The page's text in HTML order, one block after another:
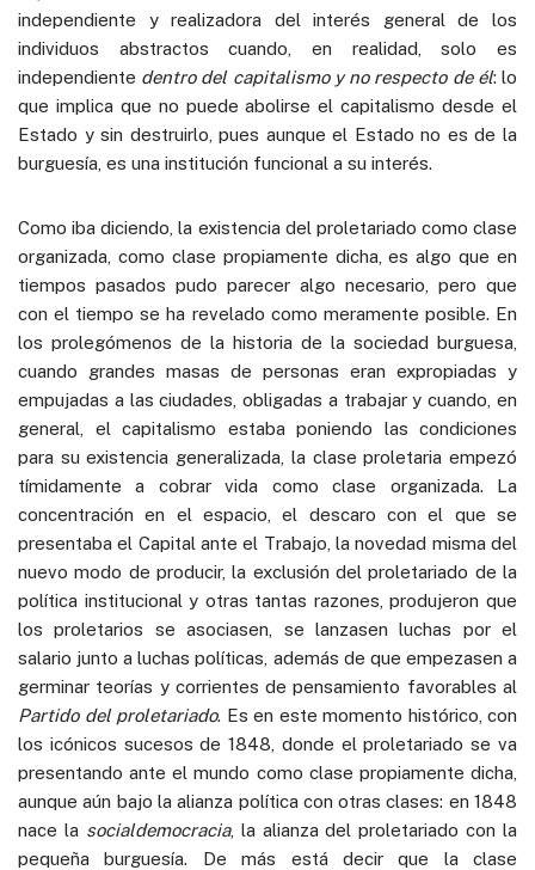
independiente y realizadora del interés general de los
individuos abstractos cuando, en realidad, solo es
independiente dentro del capitalismo y no respecto de él: lo
que implica que no puede abolirse el capitalismo desde el
Estado y sin destruirlo, pues aunque el Estado no es de la
burguesía, es una institución funcional a su interés.
Como iba diciendo, la existencia del proletariado como clase
organizada, como clase propiamente dicha, es algo que en
tiempos pasados pudo parecer algo necesario, pero que
con el tiempo se ha revelado como meramente posible. En
los prolegómenos de la historia de la sociedad burguesa,
cuando grandes masas de personas eran expropiadas y
empujadas a las ciudades, obligadas a trabajar y cuando, en
general, el capitalismo estaba poniendo las condiciones
para su existencia generalizada, la clase proletaria empezó
tímidamente a cobrar vida como clase organizada. La
concentración en el espacio, el descaro con el que se
presentaba el Capital ante el Trabajo, la novedad misma del
nuevo modo de producir, la exclusión del proletariado de la
política institucional y otras tantas razones, produjeron que
los proletarios se asociasen, se lanzasen luchas por el
salario junto a luchas políticas, además de que empezasen a
germinar teorías y corrientes de pensamiento favorables al
Partido del proletariado. Es en este momento histórico, con
los icónicos sucesos de 1848, donde el proletariado se va
presentando ante el mundo como clase propiamente dicha,
aunque aún bajo la alianza política con otras clases: en 1848
nace la socialdemocracia, la alianza del proletariado con la
pequeña burguesía. De más está decir que la clase